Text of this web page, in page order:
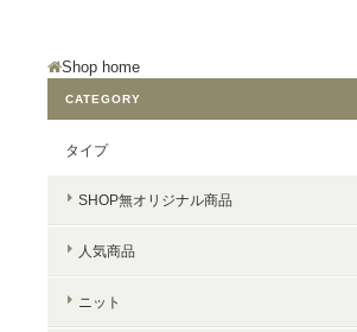
Shop home
CATEGORY
タイプ
SHOP無オリジナル商品
人気商品
ニット